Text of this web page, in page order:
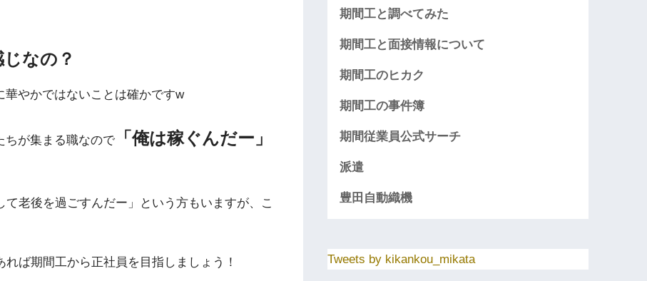
なの？
やかではないことは確かですw
ちが集まる職なので 「俺は稼ぐんだー」
老後を過ごすんだー」という方もいますが、こ
ば期間工から正社員を目指しましょう！
期間工と調べてみた
期間工と面接情報について
期間工のヒカク
期間工の事件簿
期間従業員公式サーチ
派遣
豊田自動織機
Tweets by kikankou_mikata